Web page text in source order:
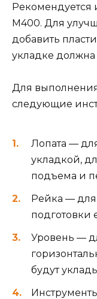
Рекомендуется
М400. Для
добавить
укладке должна
Для
следующие
Лопата —
укладкой,
подъема и
Рейка — для
подготовки
Уровень —
будут